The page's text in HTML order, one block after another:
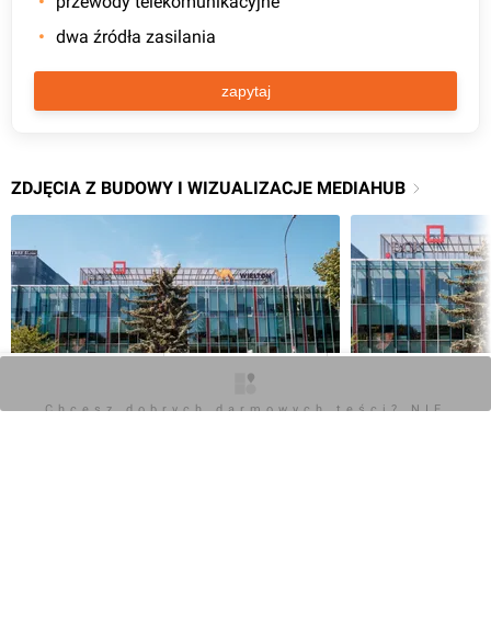
zapytaj
dwa źródła zasilania
ZDJĘCIA Z BUDOWY I WIZUALIZACJE MEDIAHUB
Chcesz dobrych darmowych teści? NIE